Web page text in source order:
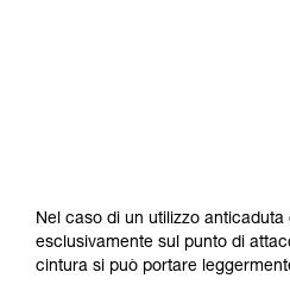
Nel caso di un utilizzo
esclusivamente sul punto di
cintura si può portare